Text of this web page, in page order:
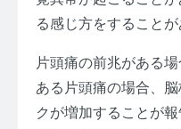
る感じ方をすることが
片頭痛の前兆がある
ある片頭痛の場合、
クが増加することが報